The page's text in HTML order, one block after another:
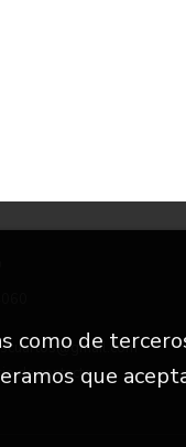
de contacto
de
que